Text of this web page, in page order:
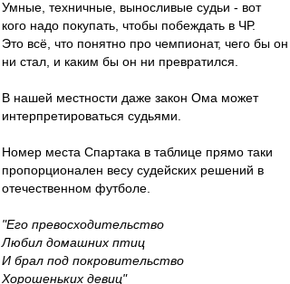
Умные, техничные, выносливые судьи - вот
кого надо покупать, чтобы побеждать в ЧР.
Это всё, что понятно про чемпионат, чего бы он
ни стал, и каким бы он ни превратился.
В нашей местности даже закон Ома может
интерпретироваться судьями.
Номер места Спартака в таблице прямо таки
пропорционален весу судейских решений в
отечественном футболе.
"Его превосходительство
Любил домашних птиц
И брал под покровительство
Хорошеньких девиц"